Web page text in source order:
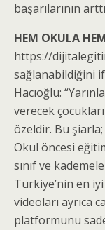
başarılarının
HEM OKULA
https://
sağlanabildiğini
Hacıoğlu:
verecek
özeldir. Bu
Okul öncesi
sınıf ve
Türkiye’nin en
videoları ayrıca
platformunu